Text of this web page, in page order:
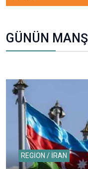
GÜNÜN
REGİON / İRAN